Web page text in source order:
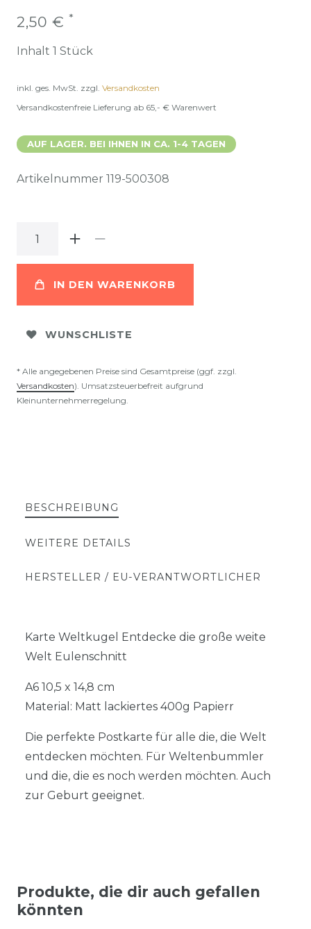
2,50 € *
Inhalt 1 Stück
inkl. ges. MwSt. zzgl. Versandkosten
Versandkostenfreie Lieferung ab 65,- € Warenwert
AUF LAGER. BEI IHNEN IN CA. 1-4 TAGEN
Artikelnummer 119-500308
IN DEN WARENKORB
WUNSCHLISTE
* Alle angegebenen Preise sind Gesamtpreise (ggf. zzgl.
Versandkosten). Umsatzsteuerbefreit aufgrund
Kleinunternehmerregelung.
BESCHREIBUNG
WEITERE DETAILS
HERSTELLER / EU-VERANTWORTLICHER
Karte Weltkugel Entdecke die große weite
Welt Eulenschnitt
A6 10,5 x 14,8 cm
Material: Matt lackiertes 400g Papierr
Die perfekte Postkarte für alle die, die Welt
entdecken möchten. Für Weltenbummler
und die, die es noch werden möchten. Auch
zur Geburt geeignet.
Produkte, die dir auch gefallen
könnten